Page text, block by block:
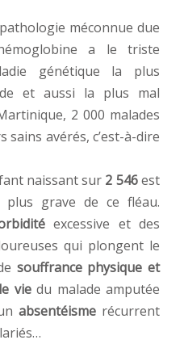
méconnue due
a le triste
génétique la plus
et aussi la plus mal
2 000 malades
avérés, c’est-à-dire
naissant sur 2 546est
grave de ce fléau.
excessive et des
qui plongent le
souffrance physique et
viedu malade amputée
absentéisme récurrent